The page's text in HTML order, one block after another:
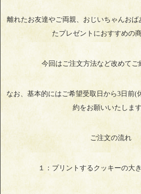
離れたお友達やご両親、おじいちゃんおば
たプレゼントにおすすめの商
今回はご注文方法など改めてご
なお、基本的にはご希望受取日から3日前(
約をお願いいたします
ご注文の流れ
１：プリントするクッキーの大